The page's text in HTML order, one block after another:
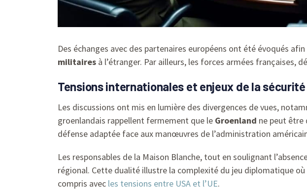
Des échanges avec des partenaires européens ont été évoqués
militaires à l’étranger. Par ailleurs, les forces armées françaises,
Tensions internationales et enjeux de la
Les discussions ont mis en lumière des divergences de vues,
groenlandais rappellent fermement que le Groenland ne peut être
défense adaptée face aux manœuvres de l’administration
Les responsables de la Maison Blanche, tout en soulignant
régional. Cette dualité illustre la complexité du jeu diplomatique où
compris avec les tensions entre USA et l’UE.